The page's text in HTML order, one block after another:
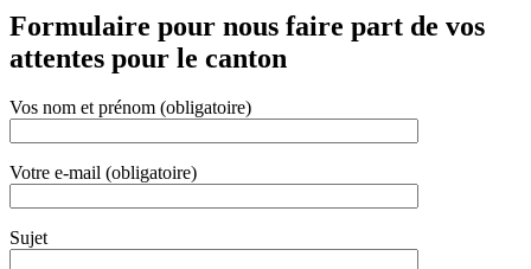
Formulaire pour nous faire part de vos
attentes pour le canton
Vos nom et prénom (obligatoire)
Votre e-mail (obligatoire)
Sujet